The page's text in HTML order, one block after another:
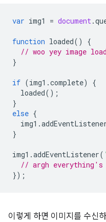
var img1 = document.
function loaded()
{
// woo yey image
}
if (img1 .complete)
{
loaded();
}
else {
img1 .
}
img1 .addEventListener(
// argh everything's
});
이렇게 하면 이미지를 수신